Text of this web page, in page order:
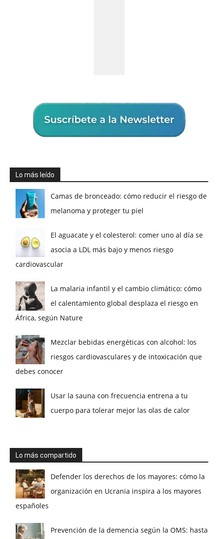
Lo más leído
Camas de bronceado: cómo reducir el riesgo de
melanoma y proteger tu piel
El aguacate y el colesterol: comer uno al día se
asocia a LDL más bajo y menos riesgo
cardiovascular
La malaria infantil y el cambio climático: cómo
el calentamiento global desplaza el riesgo en
África, según Nature
Mezclar bebidas energéticas con alcohol: los
riesgos cardiovasculares y de intoxicación que
debes conocer
Usar la sauna con frecuencia entrena a tu
cuerpo para tolerar mejor las olas de calor
Lo más compartido
Defender los derechos de los mayores: cómo la
organización en Ucrania inspira a los mayores
españoles
Prevención de la demencia según la OMS: hasta